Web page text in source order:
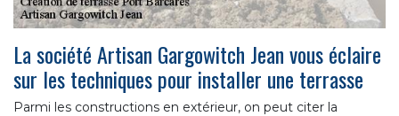
La société Artisan Gargowitch Jean vous éclaire
sur les techniques pour installer une terrasse
Parmi les constructions en extérieur, on peut citer la